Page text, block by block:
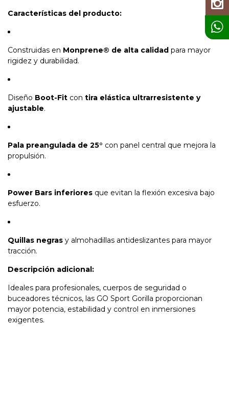
Características del producto:
Construidas en Monprene® de alta calidad para mayor
rigidez y durabilidad.
Diseño Boot-Fit con tira elástica ultrarresistente y
ajustable.
Pala preangulada de 25° con panel central que mejora la
propulsión.
Power Bars inferiores que evitan la flexión excesiva bajo
esfuerzo.
Quillas negras y almohadillas antideslizantes para mayor
tracción.
Descripción adicional:
Ideales para profesionales, cuerpos de seguridad o
buceadores técnicos, las GO Sport Gorilla proporcionan
mayor potencia, estabilidad y control en inmersiones
exigentes.